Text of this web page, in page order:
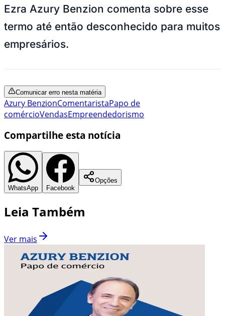
Ezra Azury Benzion comenta sobre esse
termo até então desconhecido para muitos
empresários.
Comunicar erro nesta matéria
Azury BenzionComentaristaPapo de
comércioVendasEmpreendedorismo
Compartilhe esta notícia
WhatsApp Facebook
Opções
Leia Também
Ver mais